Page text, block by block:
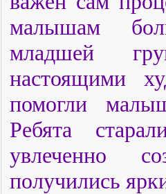
малышам
младшей
настоящими
помогли
Ребята
увлеченно
получились